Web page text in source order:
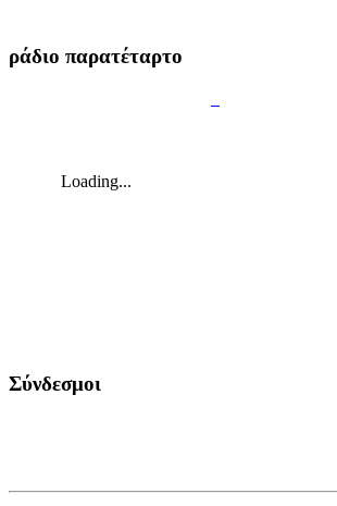
ράδιο παρατέταρτο
Σύνδεσμοι